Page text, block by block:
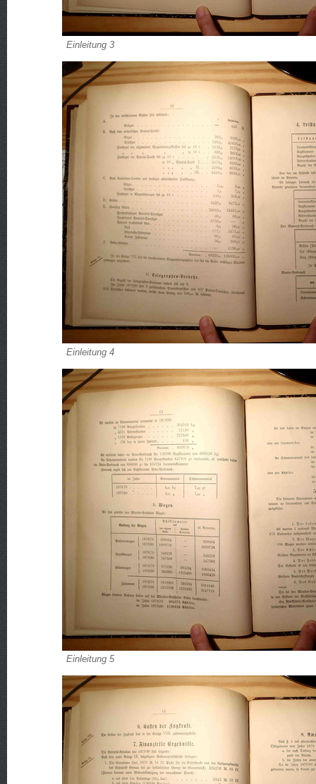
Einleitung 3
Einleitung 4
Einleitung 5